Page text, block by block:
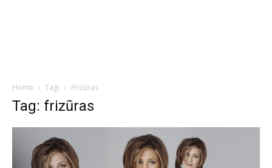
Home Tagi Frizūras
Tag: frizūras